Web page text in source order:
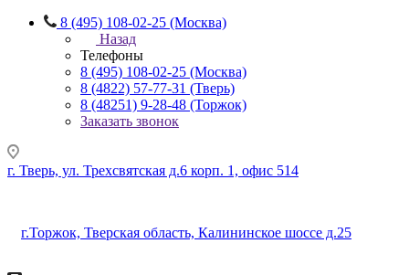
8 (495) 108-02-25 (Москва)
Назад
Телефоны
8 (495) 108-02-25 (Москва)
8 (4822) 57-77-31 (Тверь)
8 (48251) 9-28-48 (Торжок)
Заказать звонок
г. Тверь, ул. Трехсвятская д.6 корп. 1, офис 514
г.Торжок, Тверская область, Калининское шоссе д.25